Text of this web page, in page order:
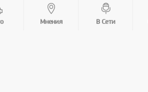
Мнения В Сети